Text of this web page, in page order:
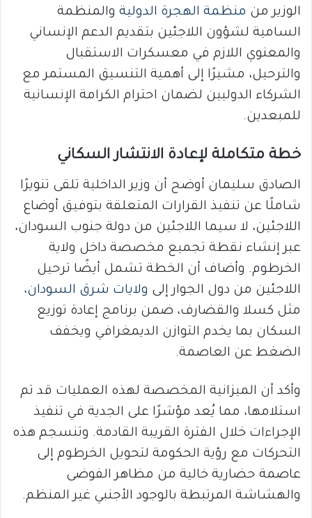
الوزير من منظمة الهجرة الدولية والمنظمة
السامية لشؤون اللاجئين بتقديم الدعم الإنساني
والمعنوي اللازم في معسكرات الاستقبال
والترحيل، مشيرًا إلى أهمية التنسيق المستمر مع
الشركاء الدوليين لضمان احترام الكرامة الإنسانية
للمبعدين.
خطة متكاملة لإعادة الانتشار السكاني
الصادق سليمان أوضح أن وزير الداخلية تلقى تنويرًا
شاملًا عن تنفيذ القرارات المتعلقة بتوفيق أوضاع
اللاجئين، لا سيما اللاجئين من دولة جنوب السودان،
عبر إنشاء نقطة تجميع مخصصة داخل ولاية
الخرطوم. وأضاف أن الخطة تشمل أيضًا ترحيل
اللاجئين من دول الجوار إلى ولايات شرق السودان،
مثل كسلا والقضارف، ضمن برنامج إعادة توزيع
السكان بما يخدم التوازن الديمغرافي ويخفف
الضغط عن العاصمة.
وأكد أن الميزانية المخصصة لهذه العمليات قد تم
استلامها، مما يُعد مؤشرًا على الجدية في تنفيذ
الإجراءات خلال الفترة القريبة القادمة. وتنسجم هذه
التحركات مع رؤية الحكومة لتحويل الخرطوم إلى
عاصمة حضارية خالية من مظاهر الفوضى
والهشاشة المرتبطة بالوجود الأجنبي غير المنظم.